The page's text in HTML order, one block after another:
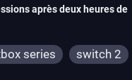
après deux heures de
series switch 2